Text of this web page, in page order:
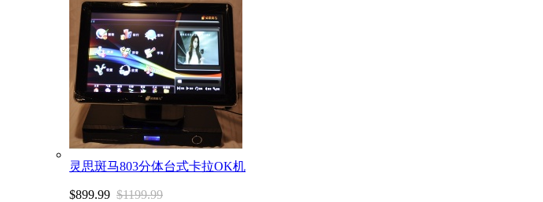
灵思斑马803分体台式卡拉OK机
$899.99 $1199.99